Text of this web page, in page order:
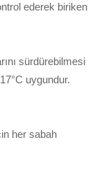
ederek biriken
sürdürebilmesi
uygundur.
her sabah